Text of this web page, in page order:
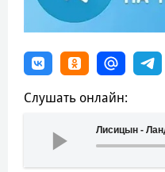
Слушать онлайн:
Лисицын -